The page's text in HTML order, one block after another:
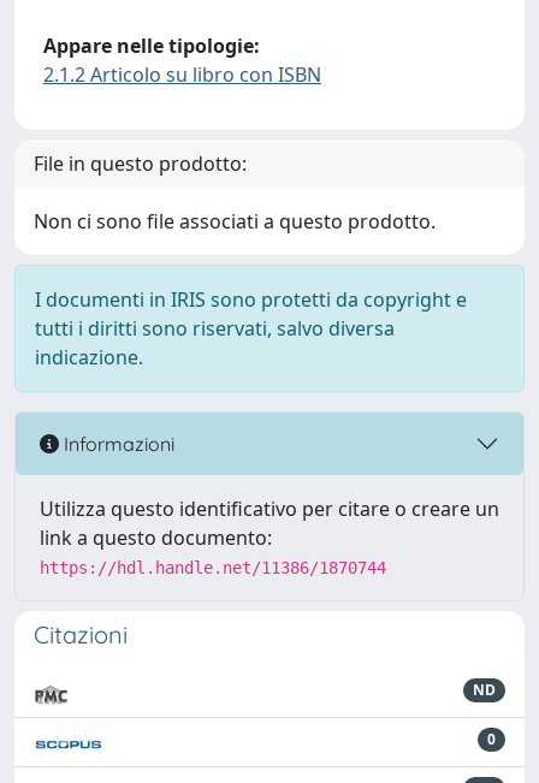
Appare nelle tipologie:
2.1.2 Articolo su libro con ISBN
File in questo prodotto:
Non ci sono file associati a questo prodotto.
I documenti in IRIS sono protetti da copyright e
tutti i diritti sono riservati, salvo diversa
indicazione.
Informazioni
Utilizza questo identificativo per citare o creare un
link a questo documento:
https://hdl.handle.net/11386/1870744
Citazioni
ND
0